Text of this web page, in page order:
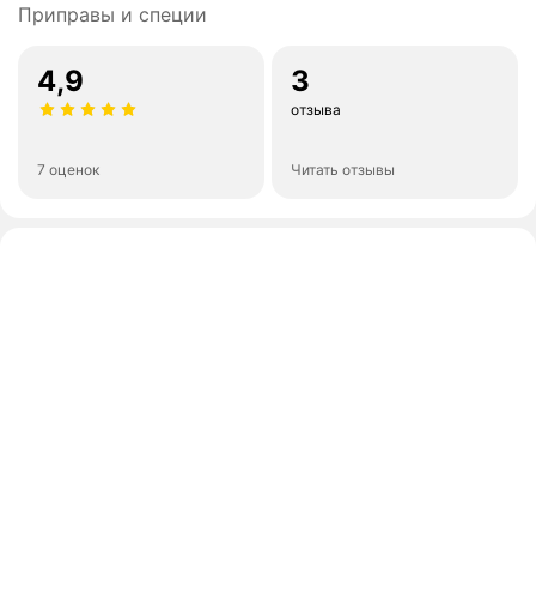
Приправы и специи
4,9
7 оценок
3
отзыва
Читать отзывы